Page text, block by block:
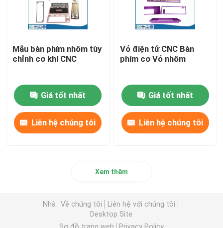
Mẫu bàn phím nhôm tùy
chỉnh cơ khí CNC
Giá tốt nhất
Liên hệ chúng tôi
Vỏ điện tử CNC Bàn
phím cơ Vỏ nhôm
Giá tốt nhất
Liên hệ chúng tôi
Xem thêm
Nhà Về chúng tôi
Liên hệ với chúng tôi
Desktop Site
Sơ đồ trang web
Privacy Policy